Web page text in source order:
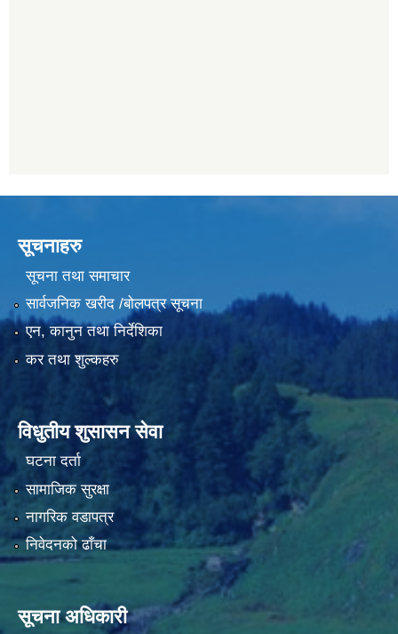
सूचनाहरु
सूचना तथा समाचार
सार्वजनिक खरीद /बोलपत्र सूचना
एन, कानुन तथा निर्देशिका
कर तथा शुल्कहरु
विधुतीय शुसासन सेवा
घटना दर्ता
सामाजिक सुरक्षा
नागरिक वडापत्र
निवेदनको ढाँचा
सूचना अधिकारी